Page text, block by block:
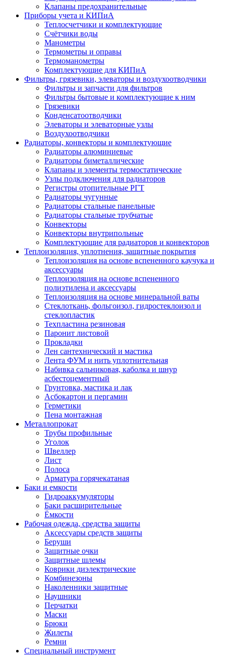
Клапаны предохранительные
Приборы учета и КИПиА
Теплосчетчики и комплектующие
Счётчики воды
Манометры
Термометры и оправы
Термоманометры
Комплектующие для КИПиА
Фильтры, грязевики, элеваторы и воздухоотводчики
Фильтры и запчасти для фильтров
Фильтры бытовые и комплектующие к ним
Грязевики
Конденсатоотводчики
Элеваторы и элеваторные узлы
Воздухоотводчики
Радиаторы, конвекторы и комплектующие
Радиаторы алюминиевые
Радиаторы биметаллические
Клапаны и элементы термостатические
Узлы подключения для радиаторов
Регистры отопительные РГТ
Радиаторы чугунные
Радиаторы стальные панельные
Радиаторы стальные трубчатые
Конвекторы
Конвекторы внутрипольные
Комплектующие для радиаторов и конвекторов
Теплоизоляция, уплотнения, защитные покрытия
Теплоизоляция на основе вспененного каучука и
аксессуары
Теплоизоляция на основе вспененного
полиэтилена и аксессуары
Теплоизоляция на основе минеральной ваты
Стеклоткань, фольгоизол, гидростеклоизол и
стеклопластик
Техпластина резиновая
Паронит листовой
Прокладки
Лен сантехнический и мастика
Лента ФУМ и нить уплотнительная
Набивка сальниковая, каболка и шнур
асбестоцементный
Грунтовка, мастика и лак
Асбокартон и пергамин
Герметики
Пена монтажная
Металлопрокат
Трубы профильные
Уголок
Швеллер
Лист
Полоса
Арматура горячекатаная
Баки и емкости
Гидроаккумуляторы
Баки расширительные
Ёмкости
Рабочая одежда, средства защиты
Аксессуары средств защиты
Беруши
Защитные очки
Защитные шлемы
Коврики диэлектрические
Комбинезоны
Наколенники защитные
Наушники
Перчатки
Маски
Брюки
Жилеты
Ремни
Специальный инструмент